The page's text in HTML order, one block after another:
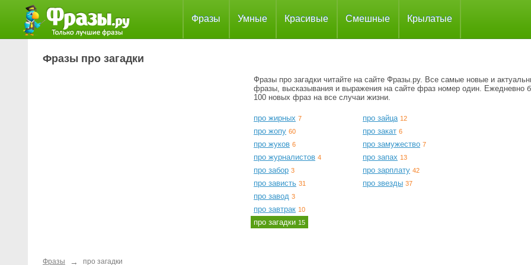
Фразы Умные Красивые Смешные Крылатые
Фразы про загадки
Фразы про загадки читайте на сайте Фразы.ру. Все самые новые и
фразы, высказывания и выражения на сайте фраз номер один. Ежедневно
100 новых фраз на все случаи жизни.
про жирных 7
про жопу 60
про жуков 6
про журналистов 4
про забор 3
про зависть 31
про завод 3
про завтрак 10
про загадки 15
про зайца 12
про закат 6
про замужество 7
про запах 13
про зарплату 42
про звезды 37
Фразы → про загадки